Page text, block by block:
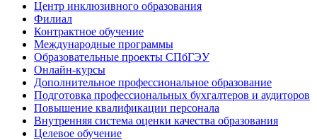
Центр инклюзивного образования
Филиал
Контрактное обучение
Международные программы
Образовательные проекты СПбГЭУ
Онлайн-курсы
Дополнительное профессиональное образование
Подготовка профессиональных бухгалтеров и аудиторов
Повышение квалификации персонала
Внутренняя система оценки качества образования
Целевое обучение